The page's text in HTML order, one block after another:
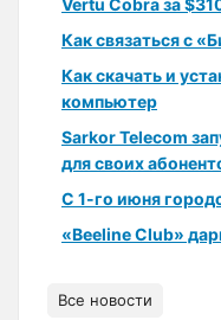
Vertu Cobra за
Как связаться с
Как скачать и
компьютер
Sarkor Telecom
для своих
С 1-го июня
«Beeline Club»
Все новости